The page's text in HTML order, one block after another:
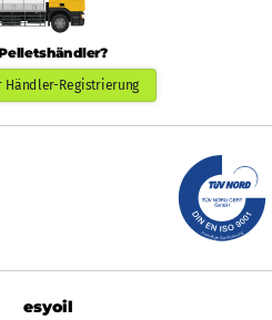
Händler-Registrierung
esyoil